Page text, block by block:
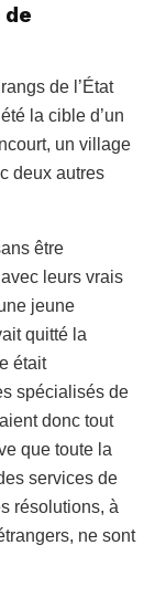
de
de l’État
la cible d’un
un village
deux autres
être
leurs vrais
jeune
quitté la
était
spécialisés de
donc tout
que toute la
services de
résolutions, à
ne sont